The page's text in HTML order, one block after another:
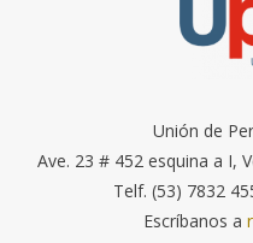
Unión de
Ave. 23 # 452 esquina a I,
Telf. (53) 7832
Escríbanos a